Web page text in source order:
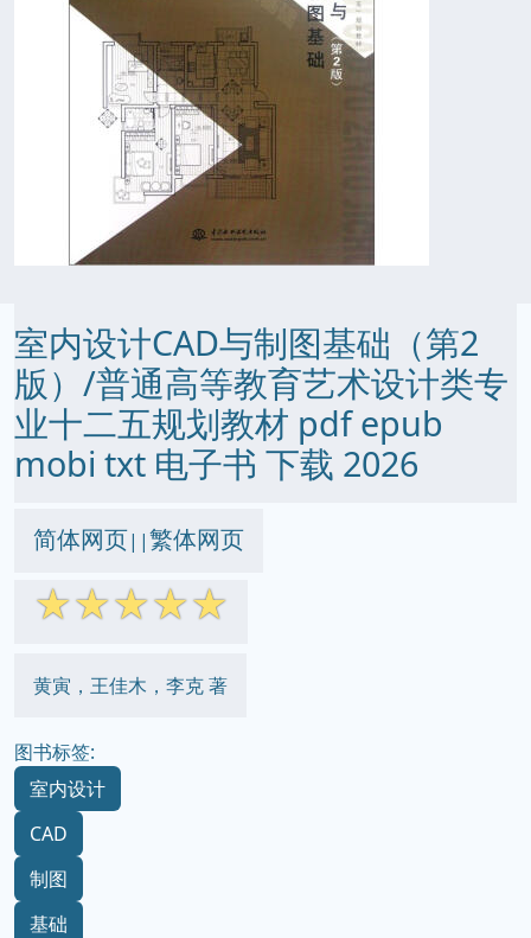
室内设计CAD与制图基础（第2
版）/普通高等教育艺术设计类专
业十二五规划教材 pdf epub
mobi txt 电子书 下载 2026
简体网页||繁体网页
☆☆☆☆☆
黄寅，王佳木，李克 著
图书标签:
室内设计
CAD
制图
基础